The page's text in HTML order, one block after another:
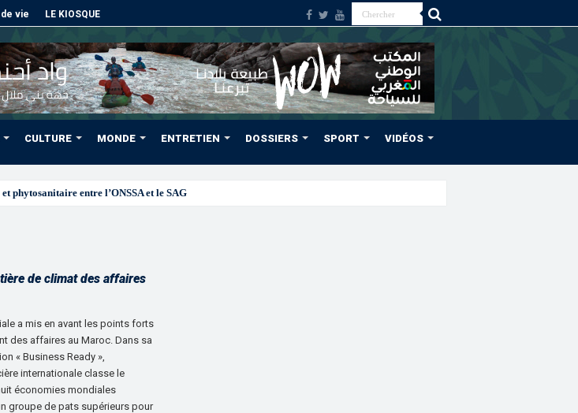
vie LE KIOSQUE
CULTURE MONDE ENTRETIEN DOSSIERS SPORT VIDÉOS
de climat des affaires
a mis en avant les points forts
des affaires au Maroc. Dans sa
« Business Ready »,
internationale classe le
économies mondiales
groupe de pats supérieurs pour